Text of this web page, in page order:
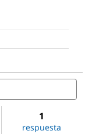
1
respuesta